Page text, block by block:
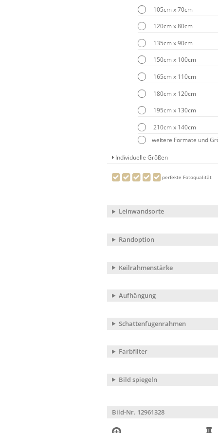
105cm x 70cm
120cm x 80cm
135cm x 90cm
150cm x 100cm
165cm x 110cm
180cm x 120cm
195cm x 130cm
210cm x 140cm
weitere Formate und
Individuelle Größen
perfekte Fotoqualität
Leinwandsorte
Randoption
Keilrahmenstärke
Aufhängung
Schattenfugenrahmen
Farbfilter
Bild spiegeln
Bild-Nr. 12961328